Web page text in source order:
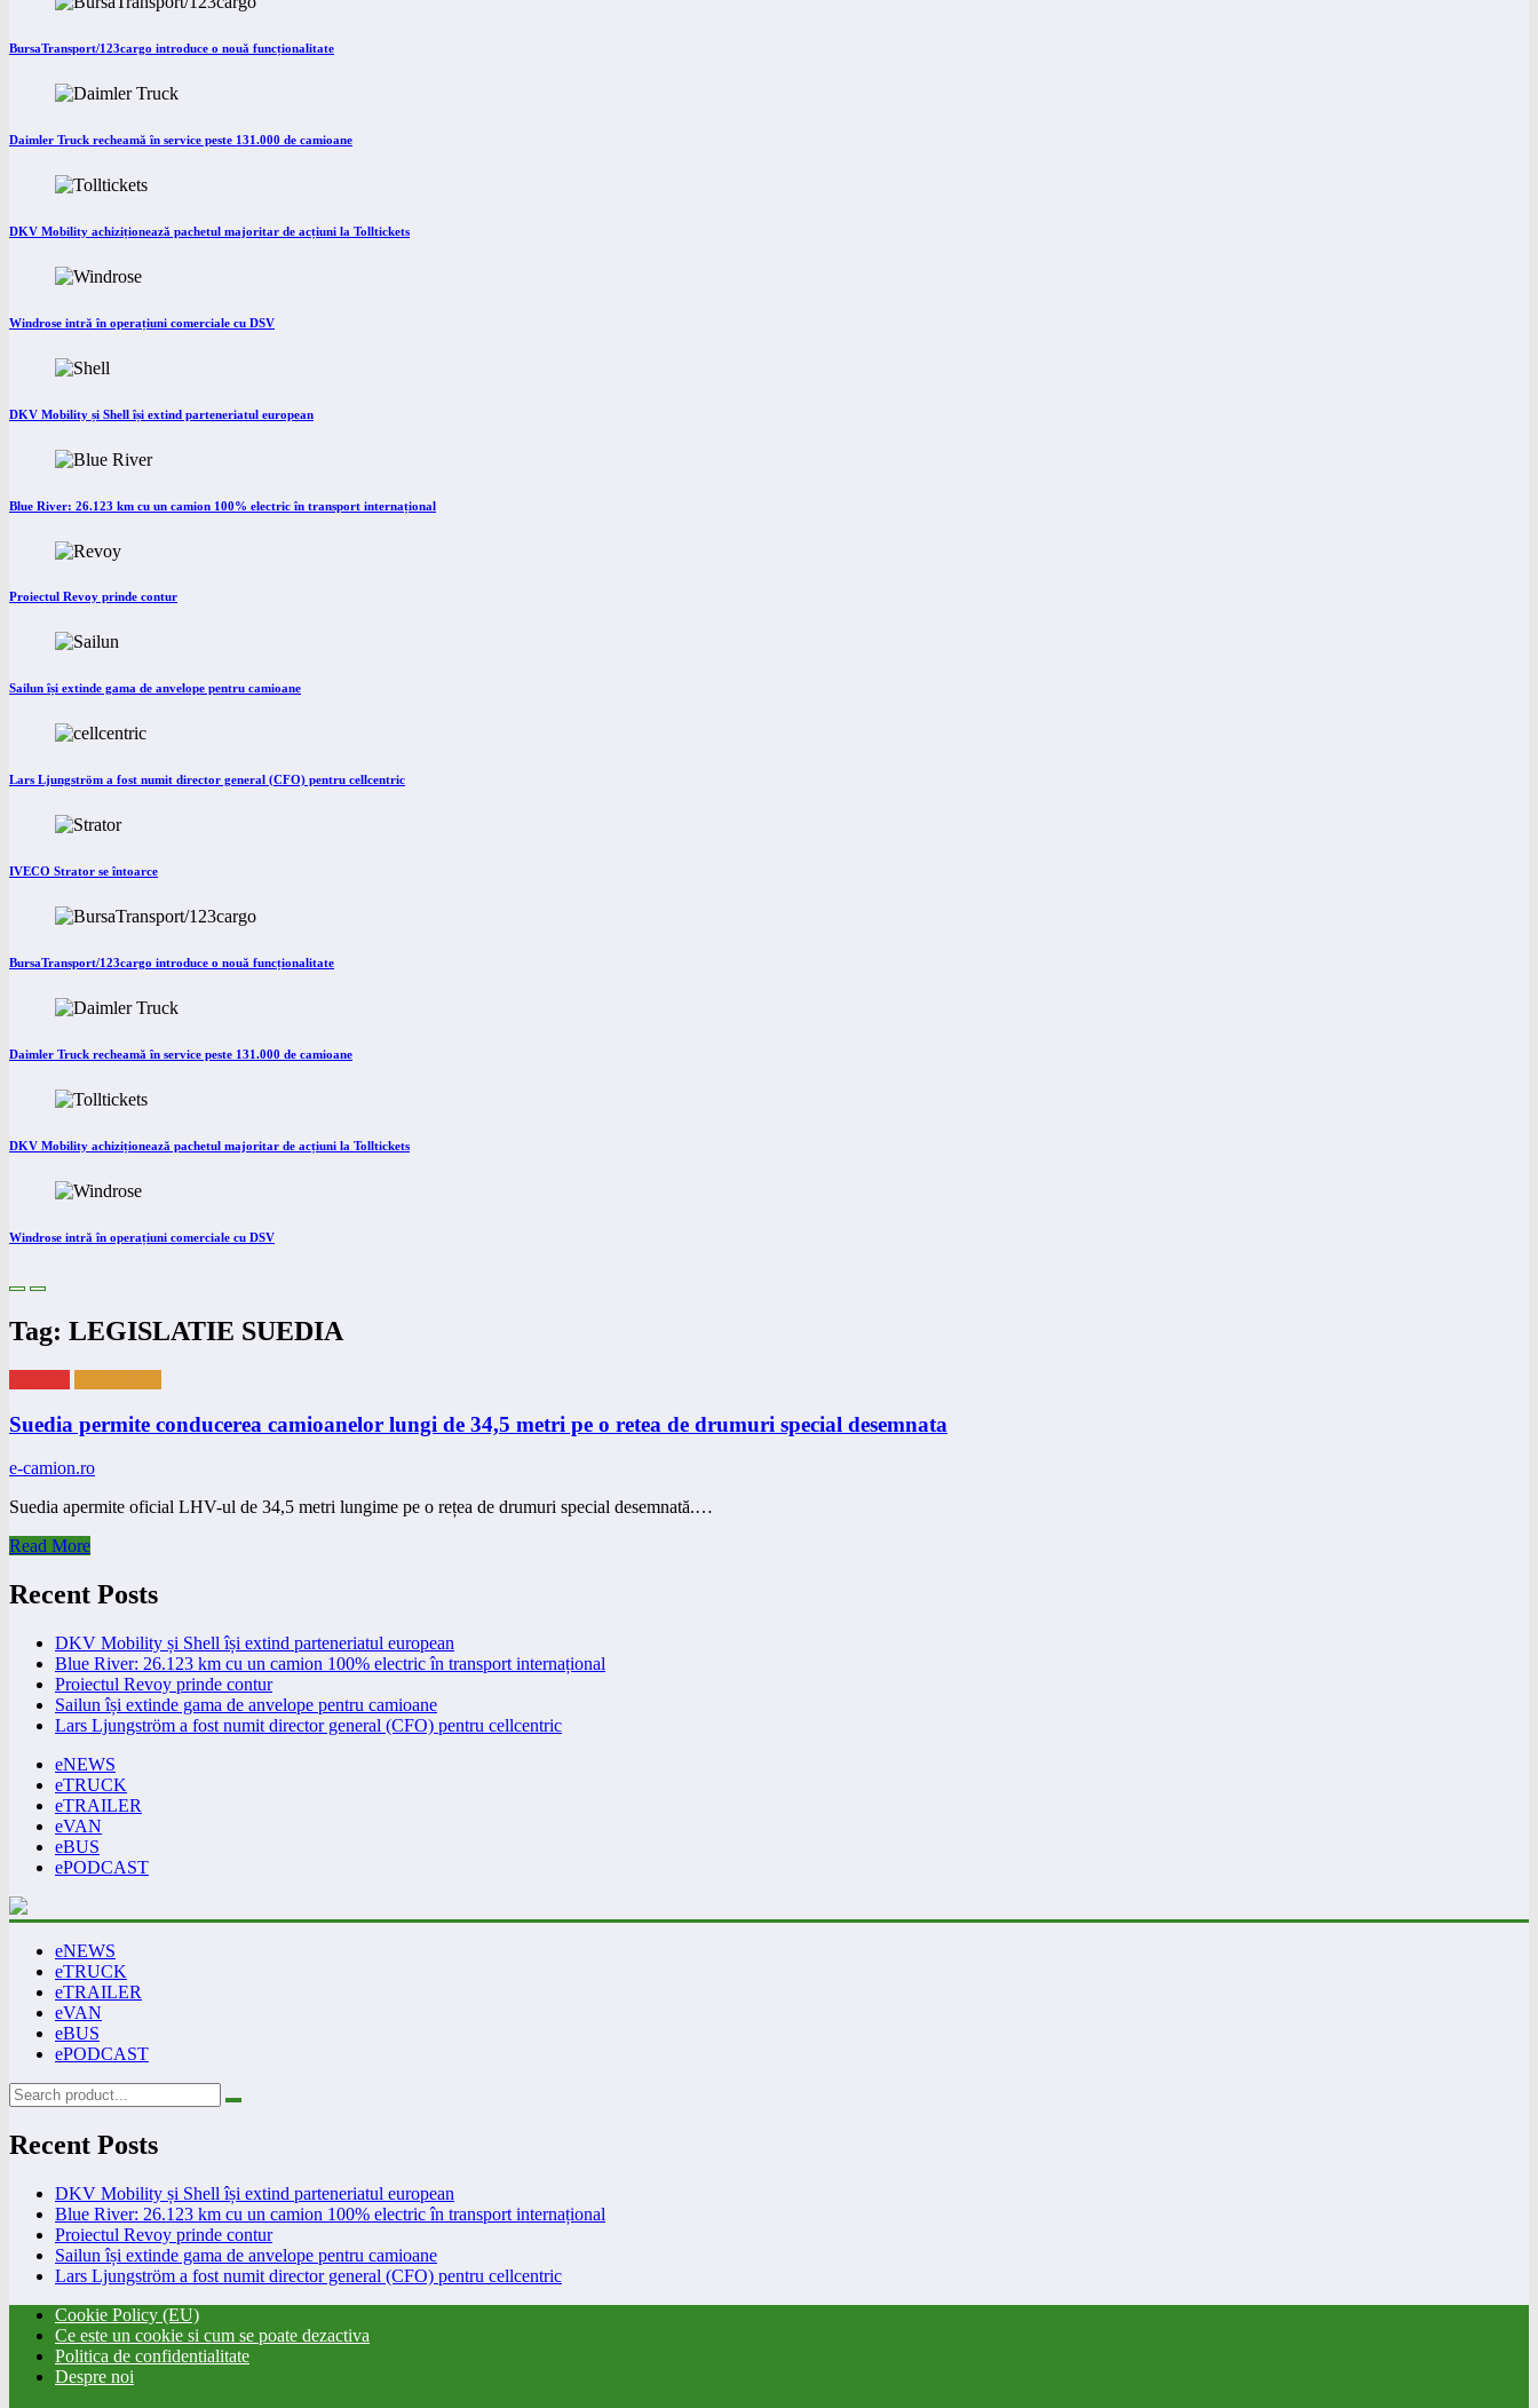
BursaTransport/123cargo introduce o nouă funcționalitate
Daimler Truck recheamă în service peste 131.000 de camioane
DKV Mobility achiziționează pachetul majoritar de acțiuni la Tolltickets
Windrose intră în operațiuni comerciale cu DSV
DKV Mobility și Shell își extind parteneriatul european
Blue River: 26.123 km cu un camion 100% electric în transport internațional
Proiectul Revoy prinde contur
Sailun își extinde gama de anvelope pentru camioane
Lars Ljungström a fost numit director general (CFO) pentru cellcentric
IVECO Strator se întoarce
BursaTransport/123cargo introduce o nouă funcționalitate
Daimler Truck recheamă în service peste 131.000 de camioane
DKV Mobility achiziționează pachetul majoritar de acțiuni la Tolltickets
Windrose intră în operațiuni comerciale cu DSV
Tag: LEGISLATIE SUEDIA
Suedia permite conducerea camioanelor lungi de 34,5 metri pe o retea de drumuri special desemnata
e-camion.ro
Suedia apermite oficial LHV-ul de 34,5 metri lungime pe o rețea de drumuri special desemnată.…
Read More
Recent Posts
DKV Mobility și Shell își extind parteneriatul european
Blue River: 26.123 km cu un camion 100% electric în transport internațional
Proiectul Revoy prinde contur
Sailun își extinde gama de anvelope pentru camioane
Lars Ljungström a fost numit director general (CFO) pentru cellcentric
eNEWS
eTRUCK
eTRAILER
eVAN
eBUS
ePODCAST
eNEWS
eTRUCK
eTRAILER
eVAN
eBUS
ePODCAST
Recent Posts
DKV Mobility și Shell își extind parteneriatul european
Blue River: 26.123 km cu un camion 100% electric în transport internațional
Proiectul Revoy prinde contur
Sailun își extinde gama de anvelope pentru camioane
Lars Ljungström a fost numit director general (CFO) pentru cellcentric
Cookie Policy (EU)
Ce este un cookie si cum se poate dezactiva
Politica de confidentialitate
Despre noi